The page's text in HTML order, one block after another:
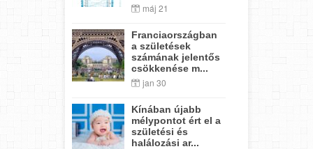
máj 21
Franciaországban
a születések
számának jelentős
csökkenése m...
jan 30
Kínában újabb
mélypontot ért el a
születési és
halálozási ar...